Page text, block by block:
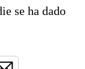
se ha dado